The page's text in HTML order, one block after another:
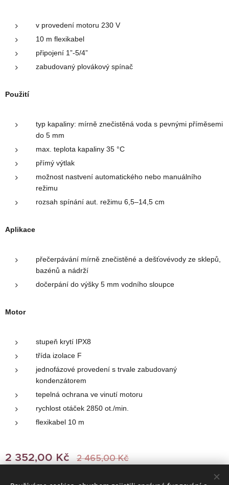
v provedení motoru 230 V
10 m flexikabel
připojení 1”-5/4”
zabudovaný plovákový spínač
Použití
typ kapaliny: mírně znečistěná voda s pevnými příměsemi
do 5 mm
max. teplota kapaliny 35 °C
přímý výtlak
možnost nastvení automatického nebo manuálního
režimu
rozsah spínání aut. režimu 6,5–14,5 cm
Aplikace
přečerpávání mírně znečistěné a dešťovévody ze sklepů,
bazénů a nádrží
dočerpání do výšky 5 mm vodního sloupce
Motor
stupeň krytí IPX8
třída izolace F
jednofázové provedení s trvale zabudovaný
kondenzátorem
tepelná ochrana ve vinutí motoru
rychlost otáček 2850 ot./min.
flexikabel 10 m
2 352,00 Kč 2 465,00Kč